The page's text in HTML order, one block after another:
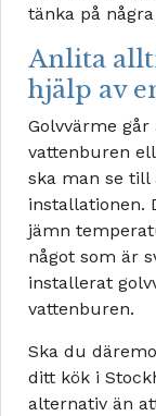
tänka på
Anlita
hjälp av
Golvvärme
vattenburen
ska man se till
installationen.
jämn
något som är
installerat
vattenburen.
Ska du
ditt kök i
alternativ än